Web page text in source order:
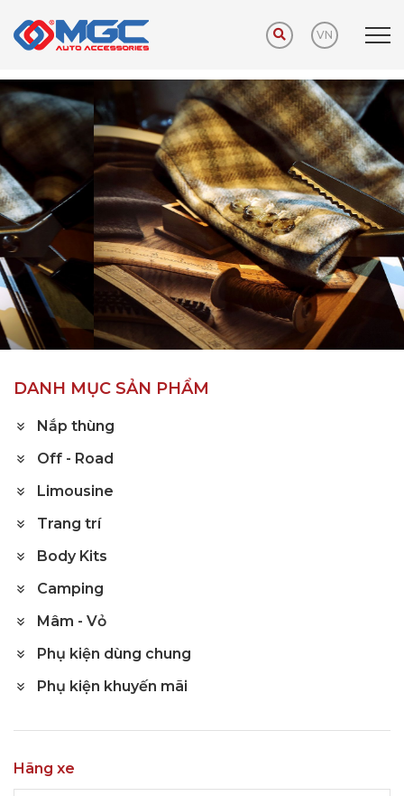
VN
Trang chủ Sản phẩm Phụ kiện khuyến mãi
DANH MỤC SẢN PHẨM
Nắp thùng
Off - Road
Limousine
Trang trí
Body Kits
Camping
Mâm - Vỏ
Phụ kiện dùng chung
Phụ kiện khuyến mãi
Hãng xe